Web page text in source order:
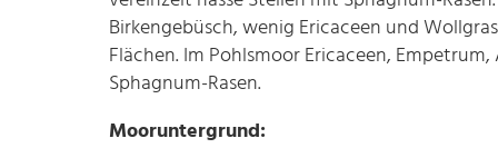
Birkengebüsch, wenig Ericaceen und
Flächen. Im Pohlsmoor Ericaceen,
Sphagnum-Rasen.
Mooruntergrund: